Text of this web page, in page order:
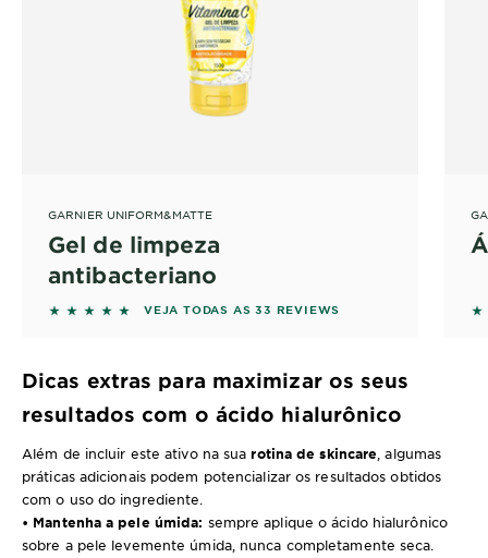
GARNIER UNIFORM&MATTE
Gel de limpeza
antibacteriano
5 out of 5 stars based on reviews
VEJA TODAS AS 33 REVIEWS 4
Dicas extras para maximizar os seus
resultados com o ácido hialurônico
Além de incluir este ativo na suarotina de skincare, algumas
práticas adicionais podem potencializar os resultados obtidos
com o uso do ingrediente.
• Mantenha a pele úmida: sempre aplique o ácido hialurônico
sobre a pele levemente úmida, nunca completamente seca.